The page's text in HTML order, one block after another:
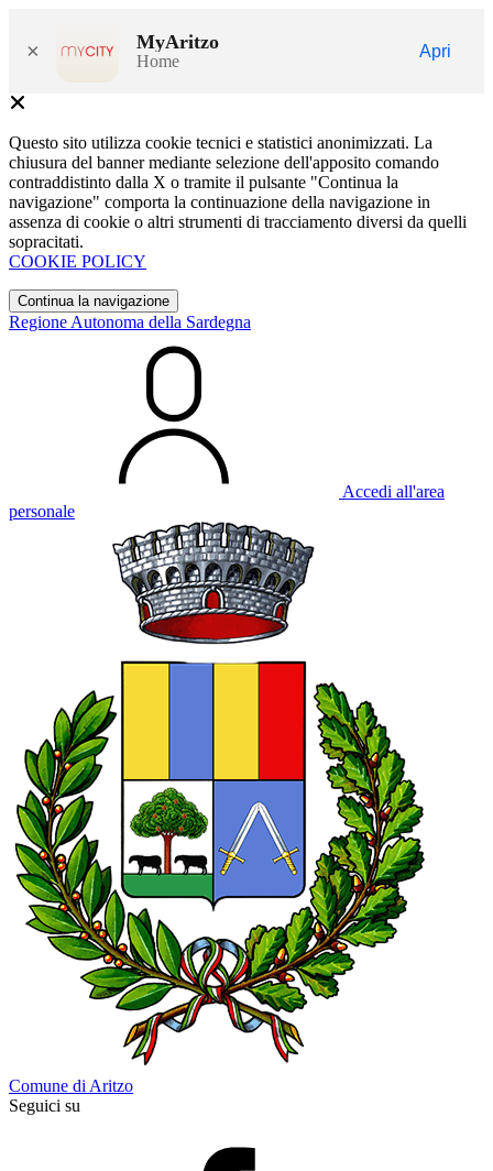
× MyAritzo
Home
Apri
Questo sito utilizza cookie tecnici e statistici anonimizzati. La
chiusura del banner mediante selezione dell'apposito comando
contraddistinto dalla X o tramite il pulsante "Continua la
navigazione" comporta la continuazione della navigazione in
assenza di cookie o altri strumenti di tracciamento diversi da quelli
sopracitati.
COOKIE POLICY
Continua la navigazione
Regione Autonoma della Sardegna
Accedi all'area
personale
Comune di Aritzo
Seguici su